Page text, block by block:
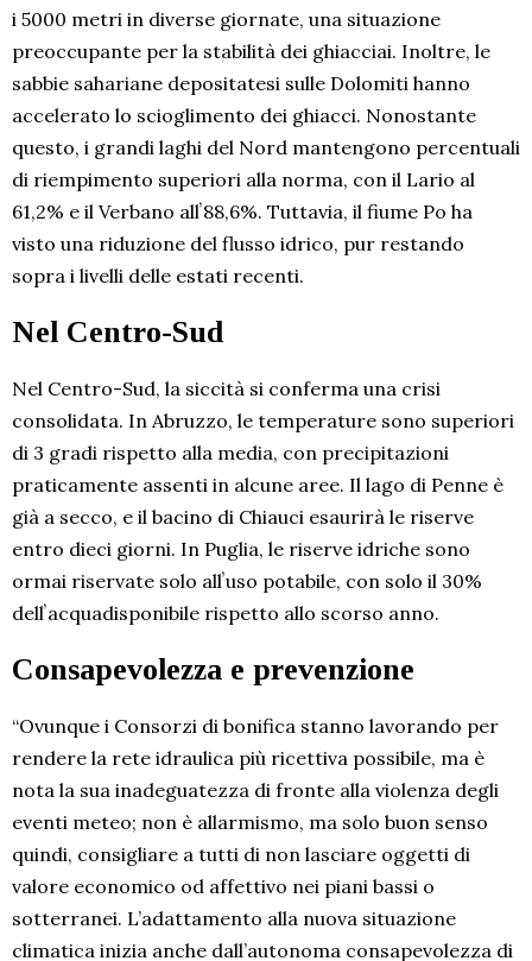
i 5000 metri in diverse giornate, una situazione
preoccupante per la stabilità dei ghiacciai. Inoltre, le
sabbie sahariane depositatesi sulle Dolomiti hanno
accelerato lo scioglimento dei ghiacci. Nonostante
questo, i grandi laghi del Nord mantengono percentuali
di riempimento superiori alla norma, con il Lario al
61,2% e il Verbano allʼ88,6%. Tuttavia, il fiume Po ha
visto una riduzione del flusso idrico, pur restando
sopra i livelli delle estati recenti.
Nel Centro-Sud
Nel Centro-Sud, la siccità si conferma una crisi
consolidata. In Abruzzo, le temperature sono superiori
di 3 gradi rispetto alla media, con precipitazioni
praticamente assenti in alcune aree. Il lago di Penne è
già a secco, e il bacino di Chiauci esaurirà le riserve
entro dieci giorni. In Puglia, le riserve idriche sono
ormai riservate solo allʼuso potabile, con solo il 30%
dellʼacquadisponibile rispetto allo scorso anno.
Consapevolezza e prevenzione
“Ovunque i Consorzi di bonifica stanno lavorando per
rendere la rete idraulica più ricettiva possibile, ma è
nota la sua inadeguatezza di fronte alla violenza degli
eventi meteo; non è allarmismo, ma solo buon senso
quindi, consigliare a tutti di non lasciare oggetti di
valore economico od affettivo nei piani bassi o
sotterranei. L’adattamento alla nuova situazione
climatica inizia anche dall’autonoma consapevolezza di